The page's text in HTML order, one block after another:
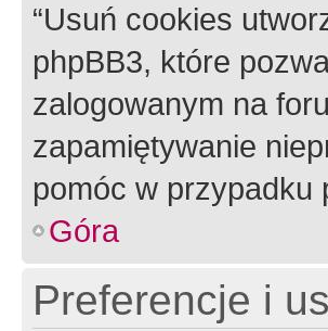
“Usuń cookies
phpBB3, które
zalogowanym na
zapamiętywanie
pomóc w przypadku
Góra
Preferencje i